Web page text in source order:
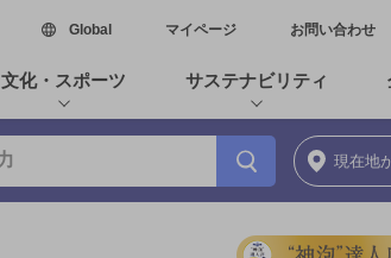
Global新しいウィンドウで開く
マイページ お問い合わせ
文化・スポーツ サステナビリティ
現在地